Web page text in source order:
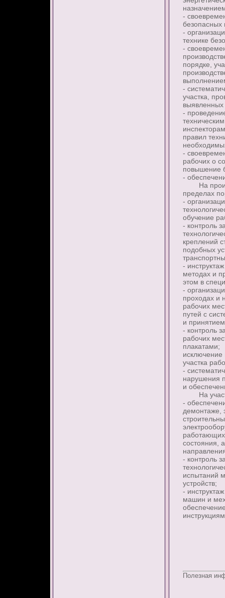
-
безопасных
-
технике
-
порядке,
-
участка,
выявленных
-
правил
-
рабочих о
повышение
-
На
пределах
-
обучение
- контроль
креплений
подобных
-
методах и
этом в
-
проходах и
рабочих
путей с
и
- контроль
рабочих
плакатами;
исключение
участка
-
нарушения
и
На
-
демонтаже,
работающих
состояния,
- контроль
испытаний
устройств;
-
машин и
Полезная